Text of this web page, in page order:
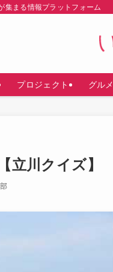
集まる情報プラットフォーム
プロジェクト グルメ
立川クイズ】